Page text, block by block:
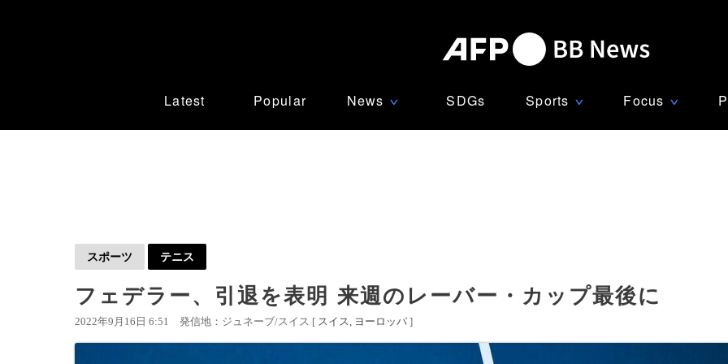
Latest Popular News ∨ SDGs Sports ∨ Focus ∨
スポーツ テニス
フェデラー、引退を表明 来週のレーバー・カップ最後に
2022年9月16日 6:51 発信地：ジュネーブ/スイス [ スイス ヨーロッパ ]